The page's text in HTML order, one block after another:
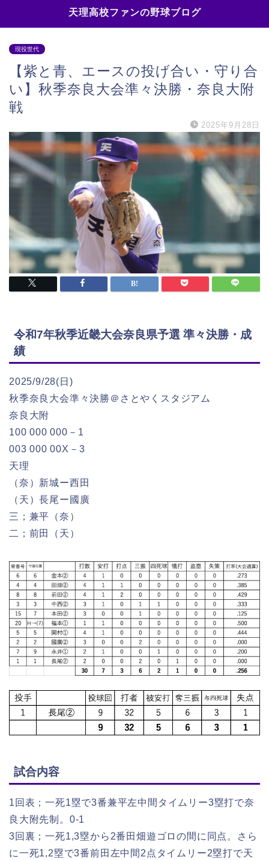
天理高校ファンの野球ブログ
現役世代
【紫と青、エースの投げ合い・守り合
い】秋季奈良大会準々決勝・奈良大附
戦
2025年9月28日
令和7年秋季近畿大会奈良県予選 準々決勝・成
績
2025/9/28(日)
秋季奈良大会準々決勝＠さとやくスタジアム
奈良大附
100 000 000－1
003 000 00X－3
天理
（奈）新城ー西田
（天）長尾ー國廣
三；兼平（奈）
二；前田（天）
試合内容
1回表；一死1塁で3番兼平左中間タイムリー3塁打で奈
良大附先制。0-1
3回裏；一死1,3塁から2番田畑遊ゴロの間に同点。さら
に一死1,2塁で3番前田左中間2点タイムリー2塁打で天